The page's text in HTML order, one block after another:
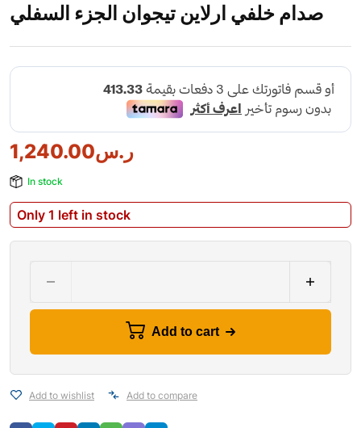
صدام خلفي ارلاين تيجوان الجزء السفلي
ر.س1,240.00
In stock
Only 1 left in stock
Add to cart
Add to wishlist Add to compare